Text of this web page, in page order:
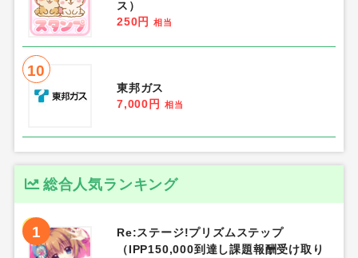
ス）
250円
相当
10
東邦ガス
7,000円
相当
総合人気ランキング
1
Re:ステージ!プリズムステップ
（IPP150,000到達し課題報酬受け取り